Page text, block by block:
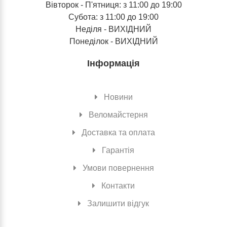
Вівторок - П'ятниця: з 11:00 до 19:00
Субота: з 11:00 до 19:00
Неділя - ВИХІДНИЙ
Понеділок - ВИХІДНИЙ
Інформація
Новини
Веломайстерня
Доставка та оплата
Гарантія
Умови повернення
Контакти
Залишити відгук